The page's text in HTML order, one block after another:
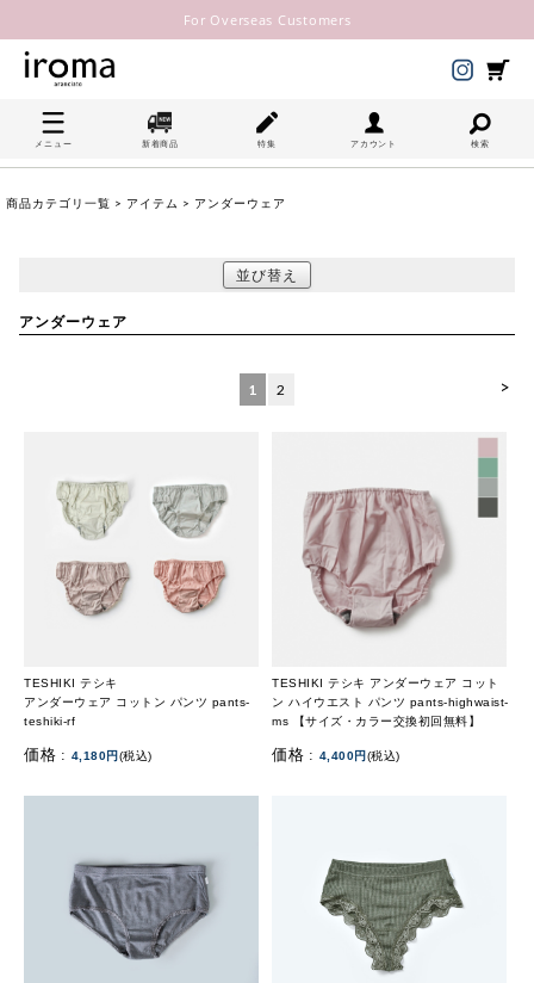
For Overseas Customers
メニュー 新着商品 特集 アカウント 検索
商品カテゴリ一覧 > アイテム > アンダーウェア
並び替え
アンダーウェア
>
1 2
TESHIKI テシキ
アンダーウェア コットン パンツ pants-
teshiki-rf
価格 : 4,180円(税込)
TESHIKI テシキ アンダーウェア コット
ン ハイウエスト パンツ pants-highwaist-
ms 【サイズ・カラー交換初回無料】
価格 : 4,400円(税込)